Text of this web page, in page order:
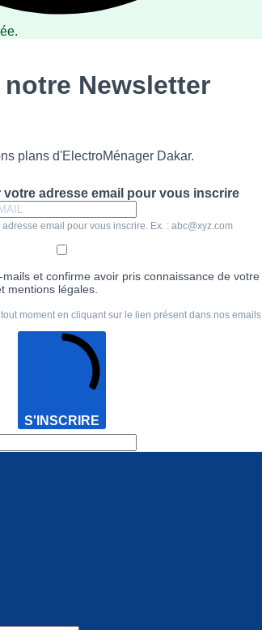
Newsletter
plans d'ElectroMénager Dakar.
votre adresse email pour vous inscrire
email pour vous inscrire. Ex. : abc@xyz.com
et confirme avoir pris connaissance de votre
mentions légales.
moment en cliquant sur le lien présent dans nos emails.
S'INSCRIRE